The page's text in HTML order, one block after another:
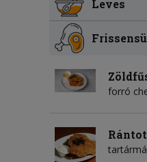
Leves
forró